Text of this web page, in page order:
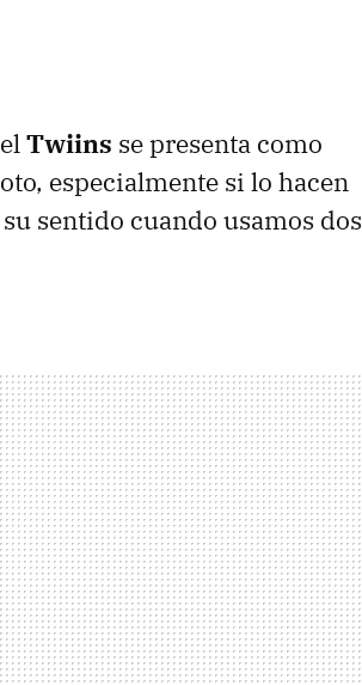
Twiins se presenta como
especialmente si lo hacen
sentido cuando usamos dos